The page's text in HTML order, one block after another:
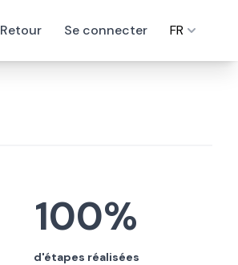
Retour Se connecter FR
100%
d'étapes réalisées